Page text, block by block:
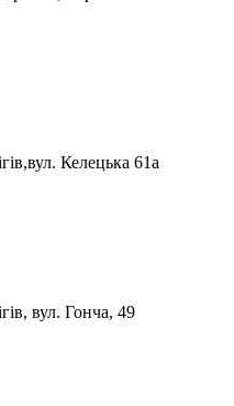
Келецька 61а
вул. Гонча, 49